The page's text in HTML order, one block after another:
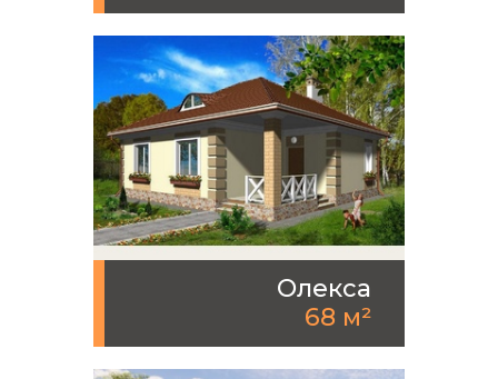
Олекса
68 м²